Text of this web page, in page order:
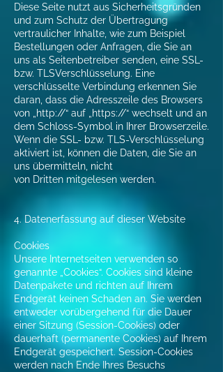
Diese Seite nutzt aus Sicherheitsgründen
und zum Schutz der Übertragung
vertraulicher Inhalte, wie zum Beispiel
Bestellungen oder Anfragen, die Sie an
uns als Seitenbetreiber senden, eine SSL-
bzw. TLSVerschlüsselung. Eine
verschlüsselte Verbindung erkennen Sie
daran, dass die Adresszeile des Browsers
von „http://“ auf „https://“ wechselt und an
dem Schloss-Symbol in Ihrer Browserzeile.
Wenn die SSL- bzw. TLS-Verschlüsselung
aktiviert ist, können die Daten, die Sie an
uns übermitteln, nicht
von Dritten mitgelesen werden.
4. Datenerfassung auf dieser Website
Cookies
Unsere Internetseiten verwenden so
genannte „Cookies“. Cookies sind kleine
Datenpakete und richten auf Ihrem
Endgerät keinen Schaden an. Sie werden
entweder vorübergehend für die Dauer
einer Sitzung (Session-Cookies) oder
dauerhaft (permanente Cookies) auf Ihrem
Endgerät gespeichert. Session-Cookies
werden nach Ende Ihres Besuchs